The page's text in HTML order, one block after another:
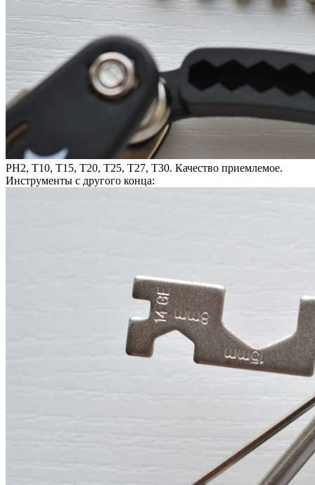
PH2, T10, Т15, Т20, Т25, Т27, Т30. Качество приемлемое.
Инструменты с другого конца: